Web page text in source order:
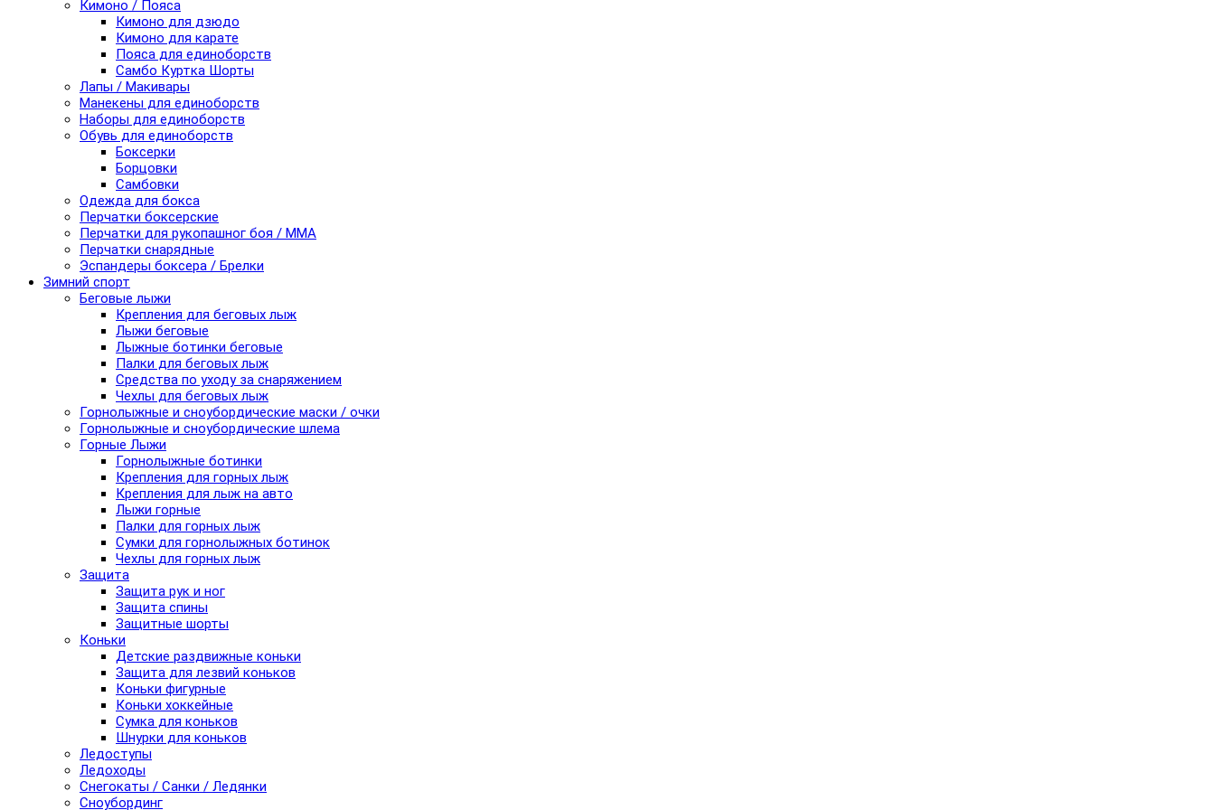
Кимоно / Пояса
Кимоно для дзюдо
Кимоно для карате
Пояса для единоборств
Самбо Куртка Шорты
Лапы / Макивары
Манекены для единоборств
Наборы для единоборств
Обувь для единоборств
Боксерки
Борцовки
Самбовки
Одежда для бокса
Перчатки боксерские
Перчатки для рукопашног боя / ММА
Перчатки снарядные
Эспандеры боксера / Брелки
Зимний спорт
Беговые лыжи
Крепления для беговых лыж
Лыжи беговые
Лыжные ботинки беговые
Палки для беговых лыж
Средства по уходу за снаряжением
Чехлы для беговых лыж
Горнолыжные и сноубордические маски / очки
Горнолыжные и сноубордические шлема
Горные Лыжи
Горнолыжные ботинки
Крепления для горных лыж
Крепления для лыж на авто
Лыжи горные
Палки для горных лыж
Сумки для горнолыжных ботинок
Чехлы для горных лыж
Защита
Защита рук и ног
Защита спины
Защитные шорты
Коньки
Детские раздвижные коньки
Защита для лезвий коньков
Коньки фигурные
Коньки хоккейные
Сумка для коньков
Шнурки для коньков
Ледоступы
Ледоходы
Снегокаты / Санки / Ледянки
Сноубординг